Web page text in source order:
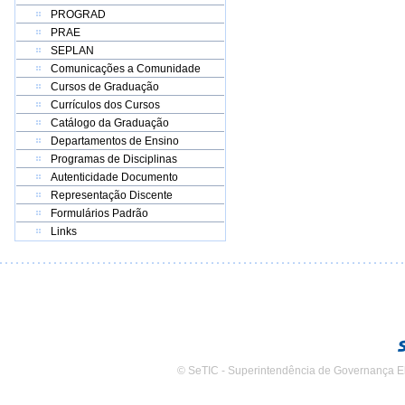
PROGRAD
PRAE
SEPLAN
Comunicações a Comunidade
Cursos de Graduação
Currículos dos Cursos
Catálogo da Graduação
Departamentos de Ensino
Programas de Disciplinas
Autenticidade Documento
Representação Discente
Formulários Padrão
Links
© SeTIC - Superintendência de Governança